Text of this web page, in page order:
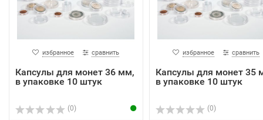
избранное сравнить
Капсулы для монет 36 мм,
в упаковке 10 штук
(0)
избранное сравнить
Капсулы для монет 35
в упаковке 10 штук
(0)